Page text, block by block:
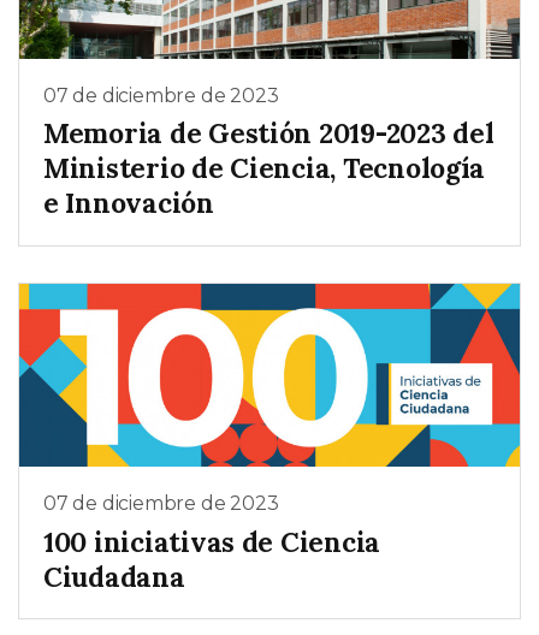
07 de diciembre de 2023
Memoria de Gestión 2019-2023 del
Ministerio de Ciencia, Tecnología
e Innovación
07 de diciembre de 2023
100 iniciativas de Ciencia
Ciudadana